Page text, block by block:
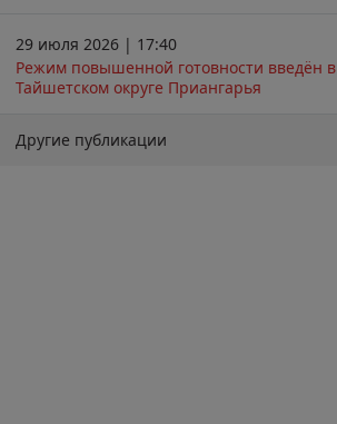
29 июля 2026 | 17:40
Режим повышенной готовности введён в
Тайшетском округе Приангарья
Другие публикации